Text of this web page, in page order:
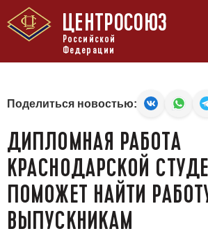
ЦЕНТРОСОЮЗ
Российской
Федерации
Поделиться новостью:
ДИПЛОМНАЯ РАБОТА
КРАСНОДАРСКОЙ
ПОМОЖЕТ НАЙТИ
ВЫПУСКНИКАМ